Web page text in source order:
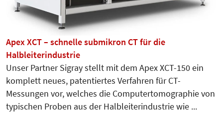
Apex XCT – schnelle submikron CT für die
Halbleiterindustrie
Unser Partner Sigray stellt mit dem Apex XCT-150 ein
komplett neues, patentiertes Verfahren für CT-
Messungen vor, welches die Computertomographie von
typischen Proben aus der Halbleiterindustrie wie ...